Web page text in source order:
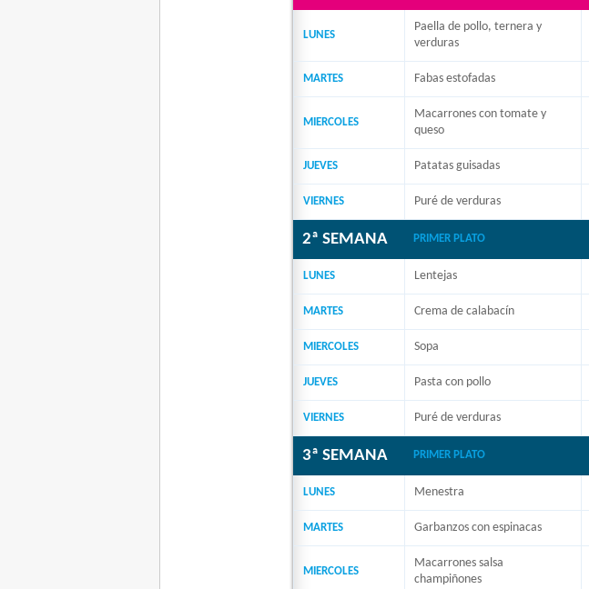
LUNES
Paella de pollo, ternera y
verduras
MARTES Fabas estofadas
MIERCOLES
Macarrones con tomate y
queso
JUEVES Patatas guisadas
VIERNES Puré de verduras
2ª SEMANA PRIMER PLATO
LUNES Lentejas
MARTES Crema de calabacín
MIERCOLES Sopa
JUEVES Pasta con pollo
VIERNES Puré de verduras
3ª SEMANA PRIMER PLATO
LUNES Menestra
MARTES Garbanzos con espinacas
MIERCOLES
Macarrones salsa
champiñones